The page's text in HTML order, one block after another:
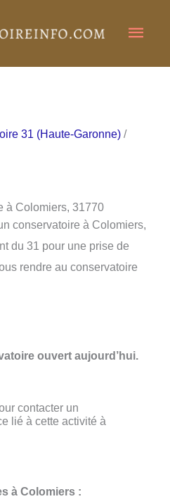
31 (Haute-Garonne) /
à Colomiers, 31770
conservatoire à Colomiers,
du 31 pour une prise de
rendre au conservatoire
ouvert aujourd’hui.
contacter un
lié à cette activité à
à Colomiers :